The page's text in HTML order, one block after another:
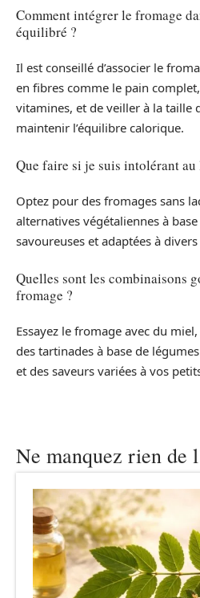
Comment intégrer le fromage
équilibré ?
Il est conseillé d’associer le
en fibres comme le pain
vitamines, et de veiller à la taille
maintenir l’équilibre calorique.
Que faire si je suis intolérant au
Optez pour des fromages sans
alternatives végétaliennes à
savoureuses et adaptées à
Quelles sont les combinaisons
fromage ?
Essayez le fromage avec du
des tartinades à base de
et des saveurs variées à vos
Ne manquez rien de